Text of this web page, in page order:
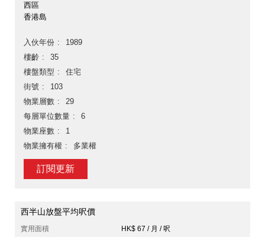
西區
香港島
入伙年份
1989
樓齡
35
樓盤類型
住宅
街號
103
物業層數
29
每層單位數量
6
物業座數
1
物業擁有權
多業權
訂閱更新
西半山放盤平均呎價
實用面積
HK$ 67 / 月 / 呎